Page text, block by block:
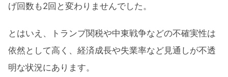
げ回数も2回と変わりませんでした。
とはいえ、トランプ関税や中東戦争などの不確実性は
依然として高く、経済成長や失業率など見通しが不透
明な状況にあります。